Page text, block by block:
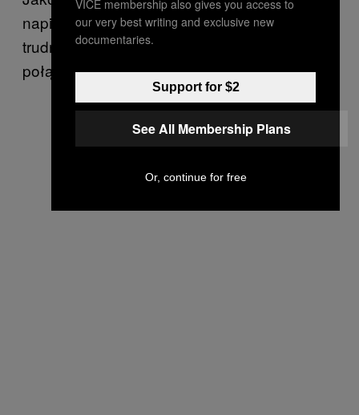
napisałNoc ciemną, poemat opowiadający o
trudnościach, jakie napotyka dusza chcąca
połączyć się z Bogiem.
VICE membership also gives you access to
our very best writing and exclusive new
documentaries.
Support for $2
See All Membership Plans
Or, continue for free